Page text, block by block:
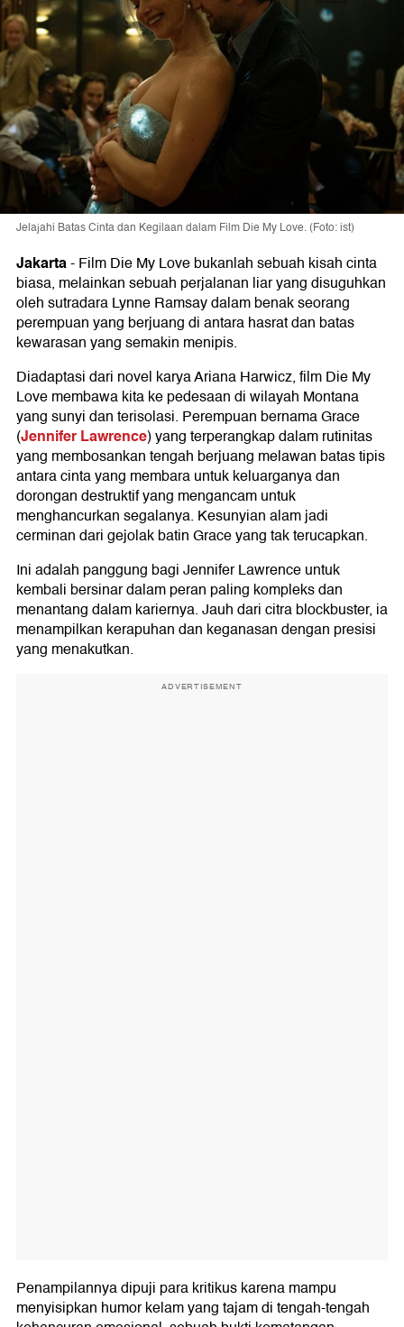
Jelajahi Batas Cinta dan Kegilaan dalam Film Die My Love. (Foto: ist)
Jakarta-Film Die My Love bukanlah sebuah kisah cinta
biasa, melainkan sebuah perjalanan liar yang disuguhkan
oleh sutradara Lynne Ramsay dalam benak seorang
perempuan yang berjuang di antara hasrat dan batas
kewarasan yang semakin menipis.
Diadaptasi dari novel karya Ariana Harwicz, film Die My
Love membawa kita ke pedesaan di wilayah Montana
yang sunyi dan terisolasi. Perempuan bernama Grace
(Jennifer Lawrence) yang terperangkap dalam rutinitas
yang membosankan tengah berjuang melawan batas tipis
antara cinta yang membara untuk keluarganya dan
dorongan destruktif yang mengancam untuk
menghancurkan segalanya. Kesunyian alam jadi
cerminan dari gejolak batin Grace yang tak terucapkan.
Ini adalah panggung bagi Jennifer Lawrence untuk
kembali bersinar dalam peran paling kompleks dan
menantang dalam kariernya. Jauh dari citra blockbuster, ia
menampilkan kerapuhan dan keganasan dengan presisi
yang menakutkan.
ADVERTISEMENT
Penampilannya dipuji para kritikus karena mampu
menyisipkan humor kelam yang tajam di tengah-tengah